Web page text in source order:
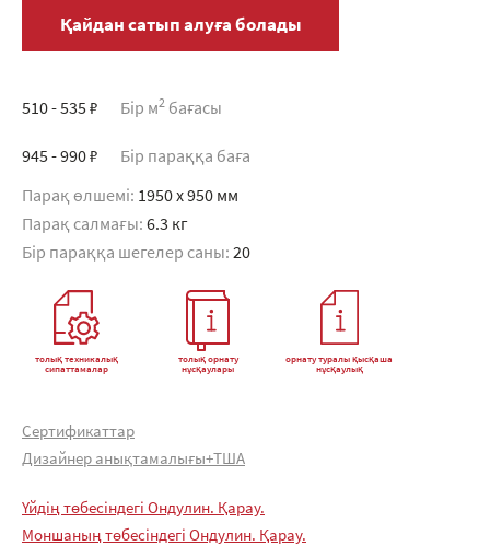
Қайдан сатып алуға болады
510 - 535 ₽ Бір м2 бағасы
945 - 990 ₽ Бір параққа баға
Парақ өлшемі: 1950 x 950 мм
Парақ салмағы: 6.3 кг
Бір параққа шегелер саны: 20
толық техникалық
сипаттамалар
толық орнату
нұсқаулары
орнату туралы қысқаша
нұсқаулық
Сертификаттар
Дизайнер анықтамалығы+ТША
Үйдің төбесіндегі Ондулин. Қарау.
Моншаның төбесіндегі Ондулин. Қарау.